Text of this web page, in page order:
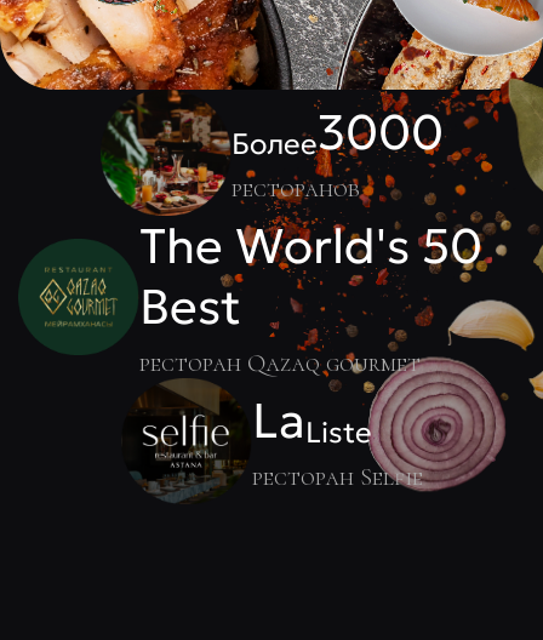
Более3000
ресторанов
The World's 50
Best
ресторан Qazaq gourmet
LaListe
ресторан Selfie